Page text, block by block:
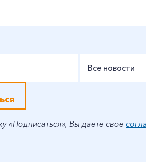
Все новости
«Подписаться», Вы даете свое